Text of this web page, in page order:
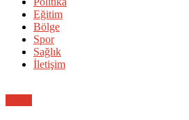
Eğitim
Bölge
Spor
Sağlık
İletişim